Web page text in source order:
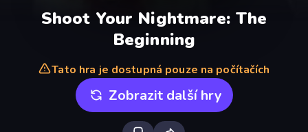
Shoot Your Nightmare: The
Beginning
Tato hra je dostupná pouze na počítačích
Zobrazit další hry